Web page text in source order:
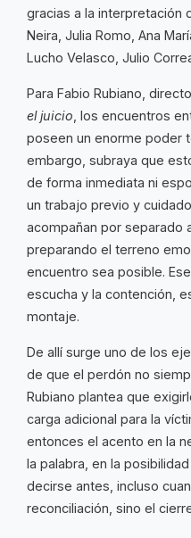
gracias a la interpretación
Neira, Julia Romo, Ana
Lucho Velasco, Julio
Para Fabio Rubiano,
el juicio , los encuentros
poseen un enorme poder
embargo, subraya que
de forma inmediata ni
un trabajo previo y
acompañan por separado
preparando el terreno
encuentro sea posible.
escucha y la contención,
montaje.
De allí surge uno de los
de que el perdón no
Rubiano plantea que
carga adicional para la
entonces el acento en la
la palabra, en la
decirse antes, incluso
reconciliación, sino el